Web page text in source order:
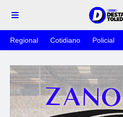
Regional Cotidiano Policial